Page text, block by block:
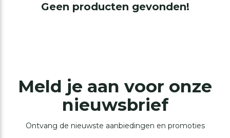
Geen producten gevonden!
Meld je aan voor onze
nieuwsbrief
Ontvang de nieuwste aanbiedingen en promoties